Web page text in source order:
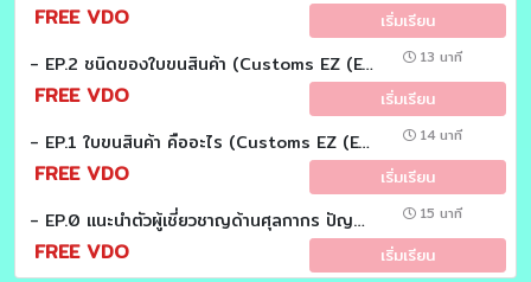
FREE VDO เริ่มเรียน
- EP.2 ชนิดของใบขนสินค้า (Customs EZ (Easy)) 13 นาที
FREE VDO เริ่มเรียน
- EP.1 ใบขนสินค้า คืออะไร (Customs EZ (Easy)) 14 นาที
FREE VDO เริ่มเรียน
- EP.0 แนะนำตัวผู้เชี่ยวชาญด้านศุลกากร ปัญหาด้านศุลกากรที่พบบ่อย 15 นาที
FREE VDO เริ่มเรียน